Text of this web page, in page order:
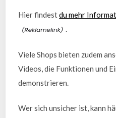
Hier findestdu mehr
.
Viele Shops bieten zudem
Videos, die Funktionen und
demonstrieren.
Wer sich unsicher ist, kann